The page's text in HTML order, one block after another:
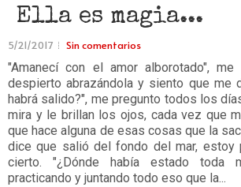
Ella es magia...
5/21/2017 Sin comentarios
"Amanecí con el amor alborotado",
despierto abrazándola y siento que me
habrá salido?", me pregunto todos los
mira y le brillan los ojos, cada vez que
que hace alguna de esas cosas que la
dice que salió del fondo del mar, estoy
cierto. "¿Dónde había estado toda
practicando y juntando todo eso que la...